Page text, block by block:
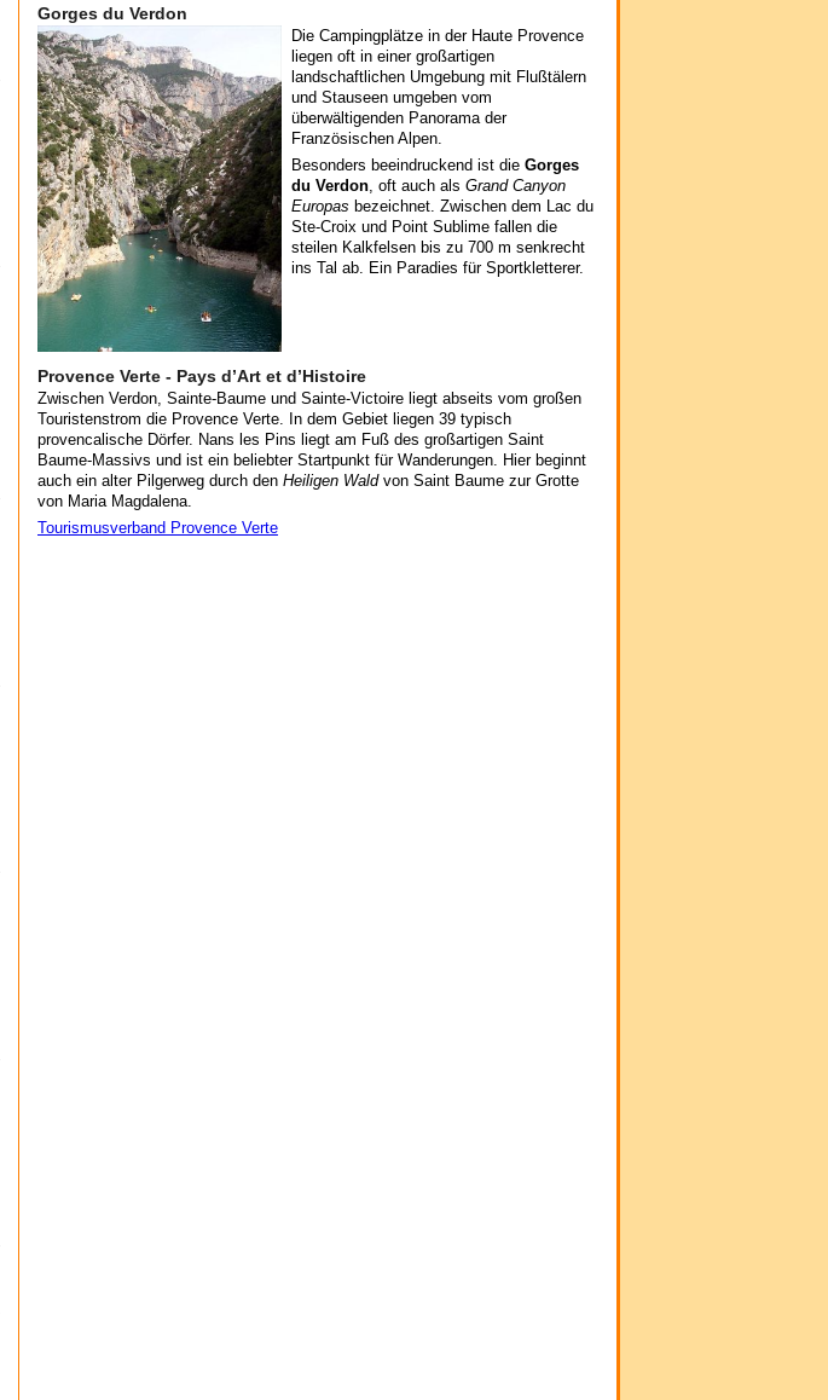
Gorges du Verdon
Die Campingplätze in der Haute Provence
liegen oft in einer großartigen
landschaftlichen Umgebung mit Flußtälern
und Stauseen umgeben vom
überwältigenden Panorama der
Französischen Alpen.
Besonders beeindruckend ist die Gorges
du Verdon, oft auch als Grand Canyon
Europas bezeichnet. Zwischen dem Lac du
Ste-Croix und Point Sublime fallen die
steilen Kalkfelsen bis zu 700 m senkrecht
ins Tal ab. Ein Paradies für Sportkletterer.
Provence Verte - Pays d’Art et d’Histoire
Zwischen Verdon, Sainte-Baume und Sainte-Victoire liegt abseits vom großen
Touristenstrom die Provence Verte. In dem Gebiet liegen 39 typisch
provencalische Dörfer. Nans les Pins liegt am Fuß des großartigen Saint
Baume-Massivs und ist ein beliebter Startpunkt für Wanderungen. Hier beginnt
auch ein alter Pilgerweg durch den Heiligen Waldvon Saint Baume zur Grotte
von Maria Magdalena.
Tourismusverband Provence Verte